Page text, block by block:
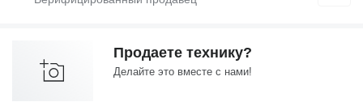
Продаете технику?
Делайте это вместе с нами!